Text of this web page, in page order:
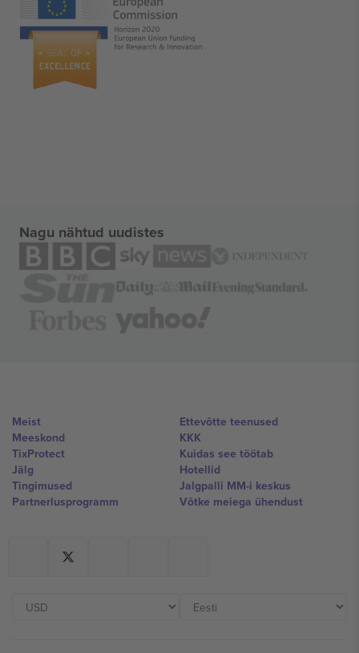
Nagu nähtud uudistes
Meist
Meeskond
TixProtect
Jälg
Tingimused
Partnerlusprogramm
Ettevõtte teenused
KKK
Kuidas see töötab
Hotellid
Jalgpalli MM-i keskus
Võtke meiega ühendust